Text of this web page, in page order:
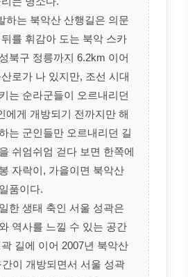
하는 북악산 산행길은 의문
를 휘감아 도는 북악 스카
북구 정릉까지 6.2km 이어
로가 나 있지만, 조선 시대
는 순라군들이 오르내리던
에게 개방되기 전까지만 해
는 군인들만 오르내리던 길
쉬엄쉬엄 걷다 보면 한쪽에
자락이, 가을이면 북악산
품이다.
한 생태 축인 서울 성곽은
역사를 느낄 수 있는 공간
길에 이어 2007년 북악산
이 개방되면서 서울 성곽